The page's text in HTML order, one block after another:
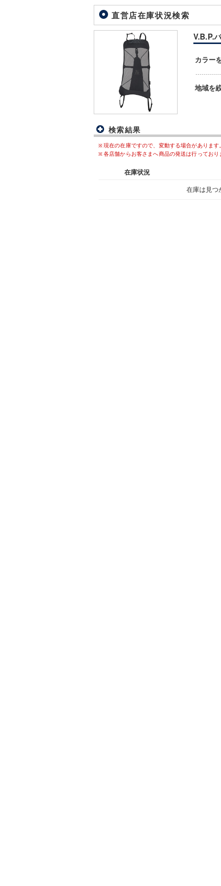
直営店在庫状況検索
V.B.P.
カラー
地域を
検索結果
現在の在庫ですので、変動する場合がありま
各店舗からお客さまへ商品の発送は行っており
在庫状況
在庫は見